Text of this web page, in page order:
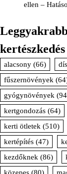
ellen –
alacsony (66)
fűszernövények
gyógynövények
kertgondozás (64)
kerti ötletek (510)
kertépítés (47)
kezdőknek (86)